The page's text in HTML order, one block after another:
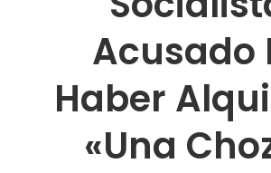
Acusado
Haber
«una